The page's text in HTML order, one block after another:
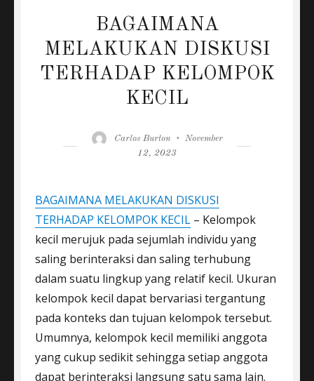
BAGAIMANA
MELAKUKAN DISKUSI
TERHADAP KELOMPOK
KECIL
Author
Carlos Burton
Posted
November
12, 2023
BAGAIMANA MELAKUKAN DISKUSI
TERHADAP KELOMPOK KECIL – Kelompok
kecil merujuk pada sejumlah individu yang
saling berinteraksi dan saling terhubung
dalam suatu lingkup yang relatif kecil. Ukuran
kelompok kecil dapat bervariasi tergantung
pada konteks dan tujuan kelompok tersebut.
Umumnya, kelompok kecil memiliki anggota
yang cukup sedikit sehingga setiap anggota
dapat berinteraksi langsung satu sama lain.